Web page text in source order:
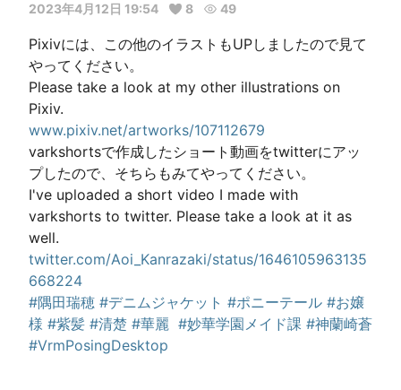
2023年4月12日 19:54 8 49
Pixivには、この他のイラストもUPしましたので見て
やってください。
Please take a look at my other illustrations on
www.pixiv.net/artworks/107112679
varkshortsで作成したショート動画をtwitterにアッ
プしたので、そちらもみてやってください。
I've uploaded a short video I made with
varkshorts to twitter. Please take a look at it as
twitter.com/Aoi_Kanrazaki/status/1646105963135
668224
#隅田瑞穂 #デニムジャケット #ポニーテール #お嬢
様 #紫髪 #清楚 #華麗 #妙華学園メイド課 #神蘭崎蒼
#VrmPosingDesktop